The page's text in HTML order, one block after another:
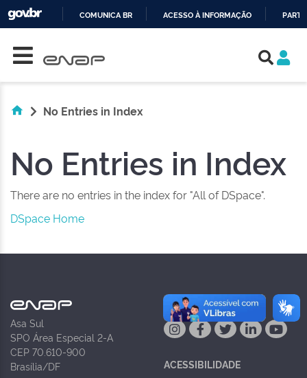
COMUNICA BR ACESSO À INFORMAÇÃO
No Entries in Index
No Entries in Index
There are no entries in the index for "All of DSpace".
DSpace Home
Asa Sul
SPO Área Especial 2-A
CEP 70.610-900
Brasília/DF
NAS REDES
ACESSIBILIDADE